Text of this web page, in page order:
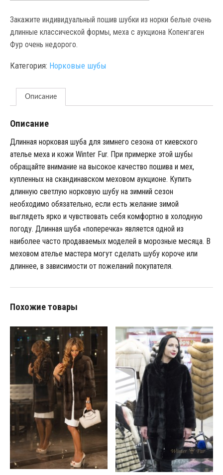
Закажите индивидуальный пошив шубки из норки белые очень
длинные классической формы, меха с аукциона Копенгаген
Фур очень недорого.
Категория: Норковые шубы
Описание
Описание
Длинная норковая шуба для зимнего сезона от киевского
ателье меха и кожи Winter Fur. При примерке этой шубы
обращайте внимание на высокое качество пошива и мех,
купленных на скандинавском меховом аукционе. Купить
длинную светлую норковую шубу на зимний сезон
необходимо обязательно, если есть желание зимой
выглядеть ярко и чувствовать себя комфортно в холодную
погоду. Длинная шуба «поперечка» является одной из
наиболее часто продаваемых моделей в морозные месяца. В
меховом ателье мастера могут сделать шубу короче или
длиннее, в зависимости от пожеланий покупателя.
Похожие товары